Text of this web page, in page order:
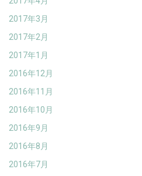
2017年3月
2017年2月
2017年1月
2016年12月
2016年11月
2016年10月
2016年9月
2016年8月
2016年7月